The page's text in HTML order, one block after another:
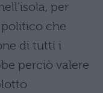
per
che
di tutti i
perciò valere